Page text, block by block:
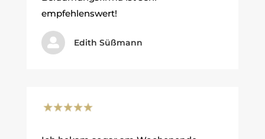
empfehlenswert!
 Edith Süßmann